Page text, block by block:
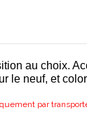
au choix.
le neuf, et
par